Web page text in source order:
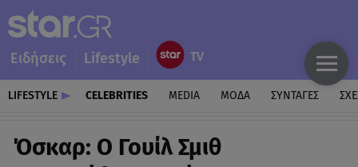
Ειδήσεις Lifestyle
LIFESTYLE CELEBRITIES MEDIA ΜΟΔΑ ΣΥΝΤΑΓΕΣ
Όσκαρ: Ο Γουίλ Σμιθ